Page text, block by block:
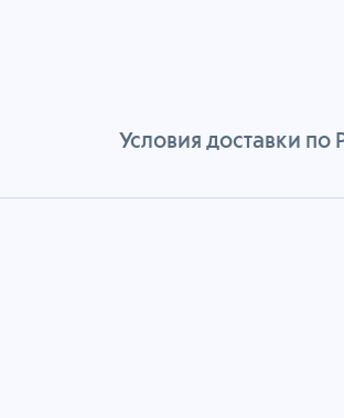
Условия доставки по